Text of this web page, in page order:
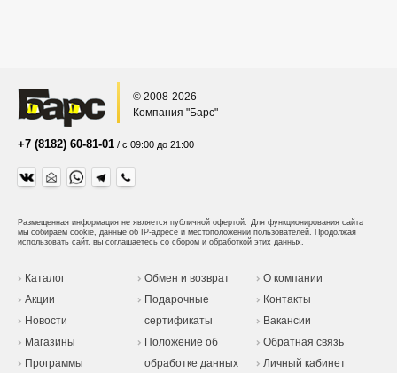
© 2008-2026
Компания "Барс"
+7 (8182) 60-81-01 / с 09:00 до 21:00
Размещенная информация не является публичной офертой. Для функционирования сайта
мы собираем cookie, данные об IP-адресе и местоположении пользователей. Продолжая
использовать сайт, вы соглашаетесь со сбором и обработкой этих данных.
Каталог
Акции
Новости
Магазины
Программы
Обмен и возврат
Подарочные
сертификаты
Положение об
обработке данных
О компании
Контакты
Вакансии
Обратная связь
Личный кабинет